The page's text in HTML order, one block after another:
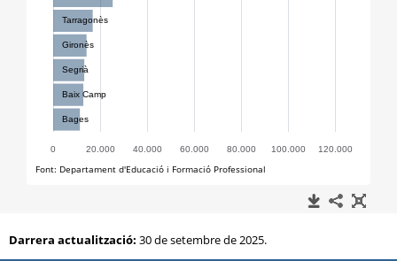
Darrera actualització: 30 de setembre de 2025.